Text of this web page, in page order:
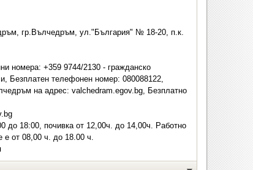
гр.Вълчедръм, ул."България" № 18-20, п.к.
номера: +359 9744/2130 - гражданско
Безплатен телефонен номер: 080088122,
на адрес: valchedram.egov.bg, Безплатно
до 18:00, почивка от 12,00ч. до 14,00ч. Работно
е от 08,00 ч. до 18.00 ч.